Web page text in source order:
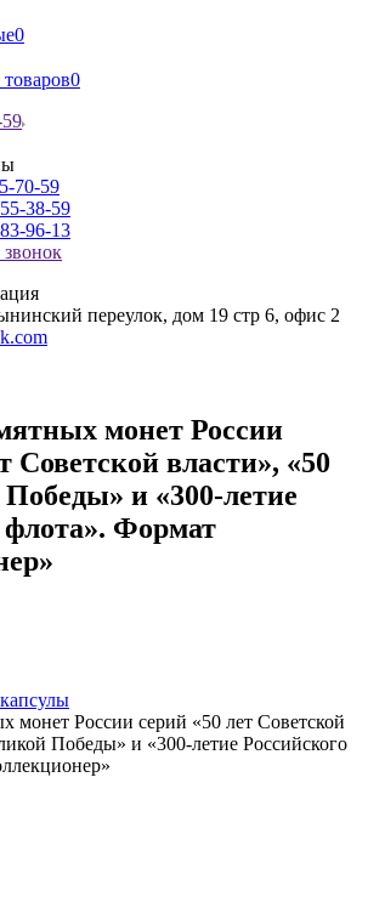
0
0
70-59
38-59
96-13
звонок
переулок, дом 19 стр 6, офис 2
монет России
Советской власти», «50
и «300-летие
флота». Формат
монет России серий «50 лет Советской
Победы» и «300-летие Российского